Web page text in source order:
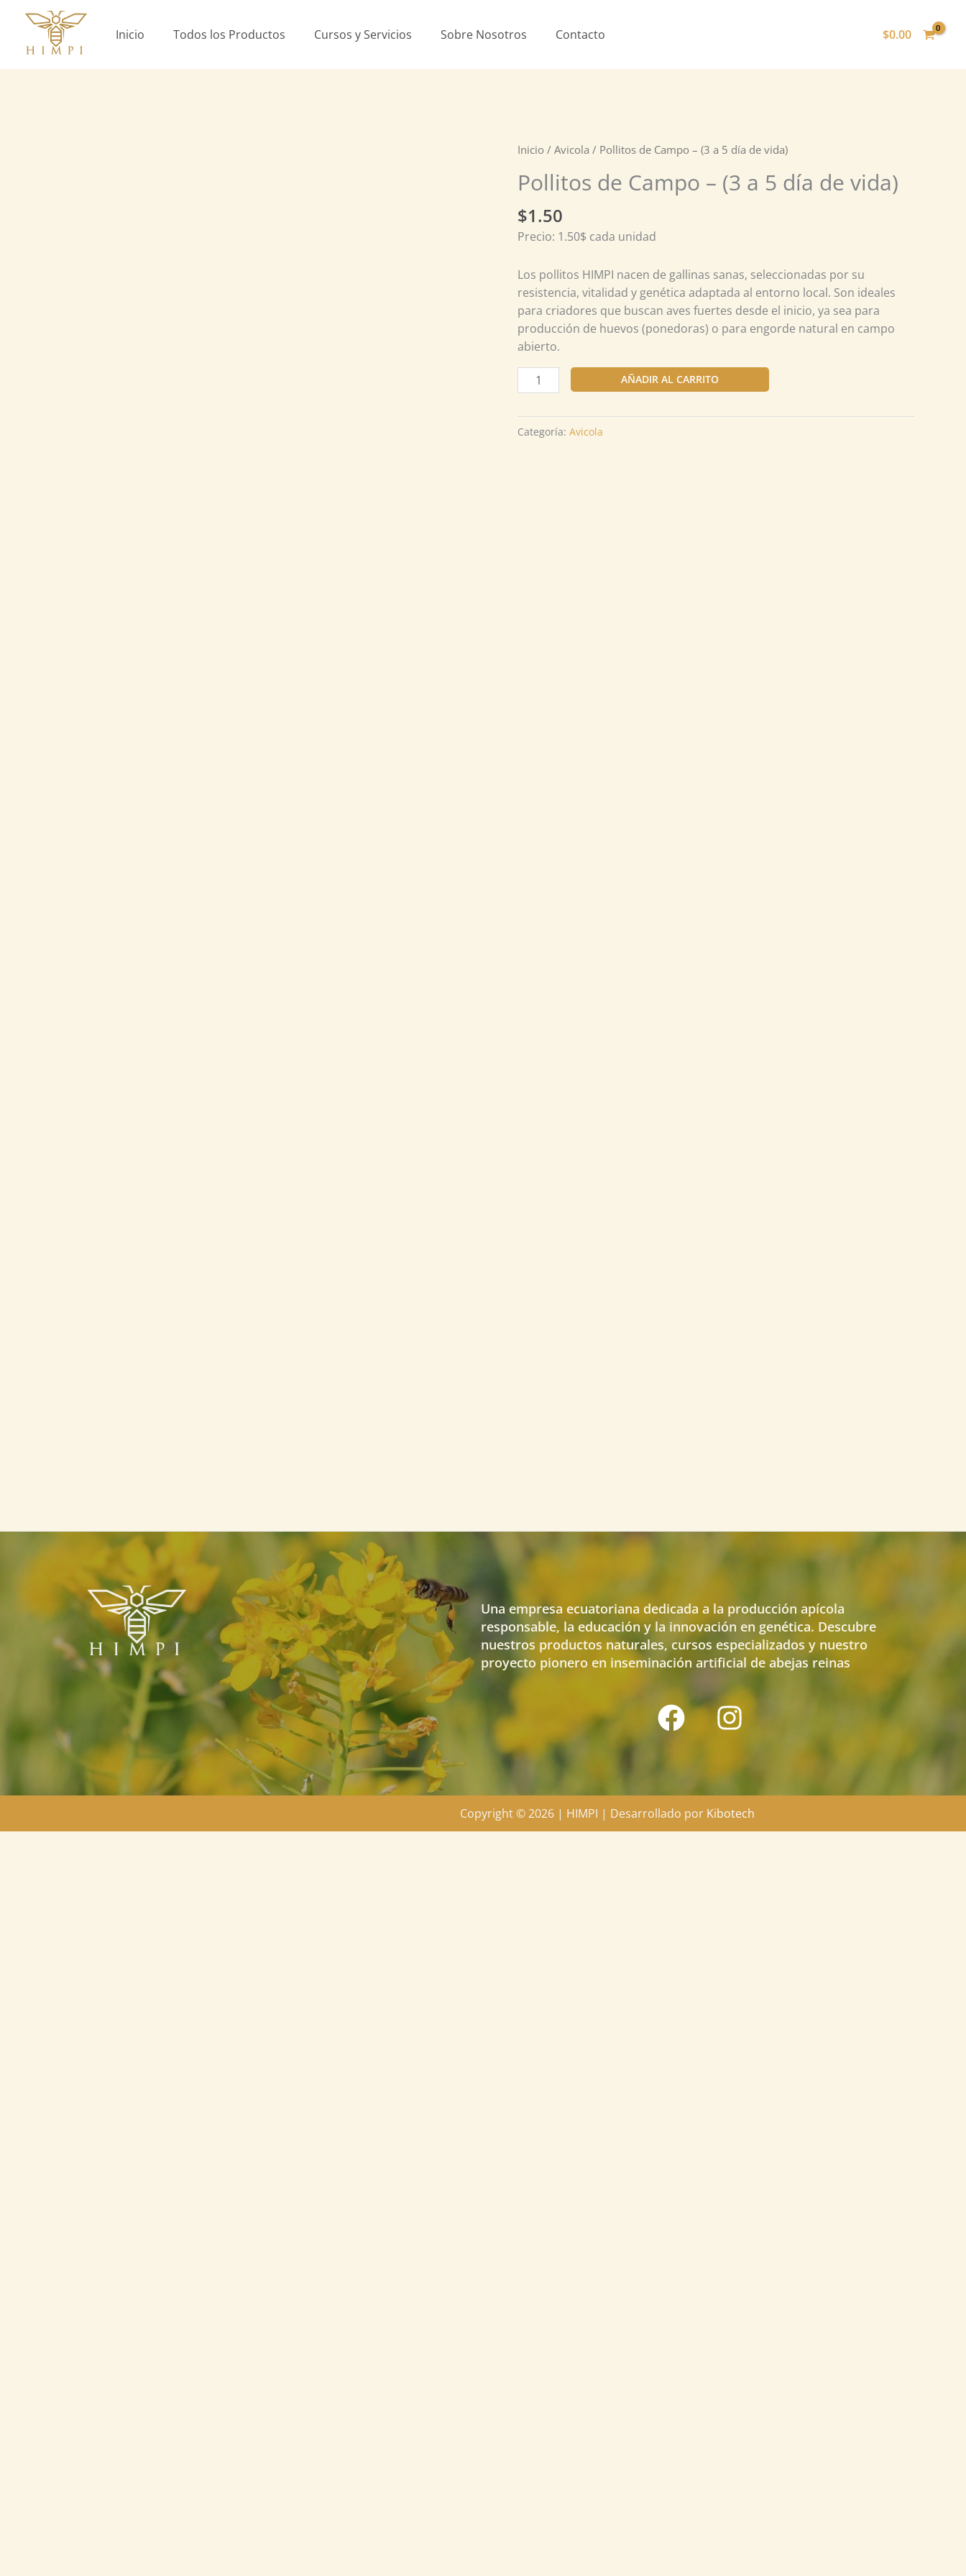
contenido
Inicio Todos los Productos Cursos y Servicios Sobre Nosotros Contacto $0.00
Inicio / Avicola / Pollitos de Campo – (3 a 5 día de vida)
Pollitos de Campo – (3 a 5 día de vida)
$1.50
Precio: 1.50$ cada unidad
Los pollitos HIMPI nacen de gallinas sanas, seleccionadas por su
resistencia, vitalidad y genética adaptada al entorno local. Son ideales
para criadores que buscan aves fuertes desde el inicio, ya sea para
producción de huevos (ponedoras) o para engorde natural en campo
abierto.
Pollitos
Campo
(3
a
día
de
vida)
cantidad
AÑADIR AL CARRITO
Categoría: Avicola
Una empresa ecuatoriana dedicada a la producción apícola
responsable, la educación y la innovación en genética. Descubre
nuestros productos naturales, cursos especializados y nuestro
proyecto pionero en inseminación artificial de abejas reinas
Copyright © 2026 | HIMPI | Desarrollado por Kibotech